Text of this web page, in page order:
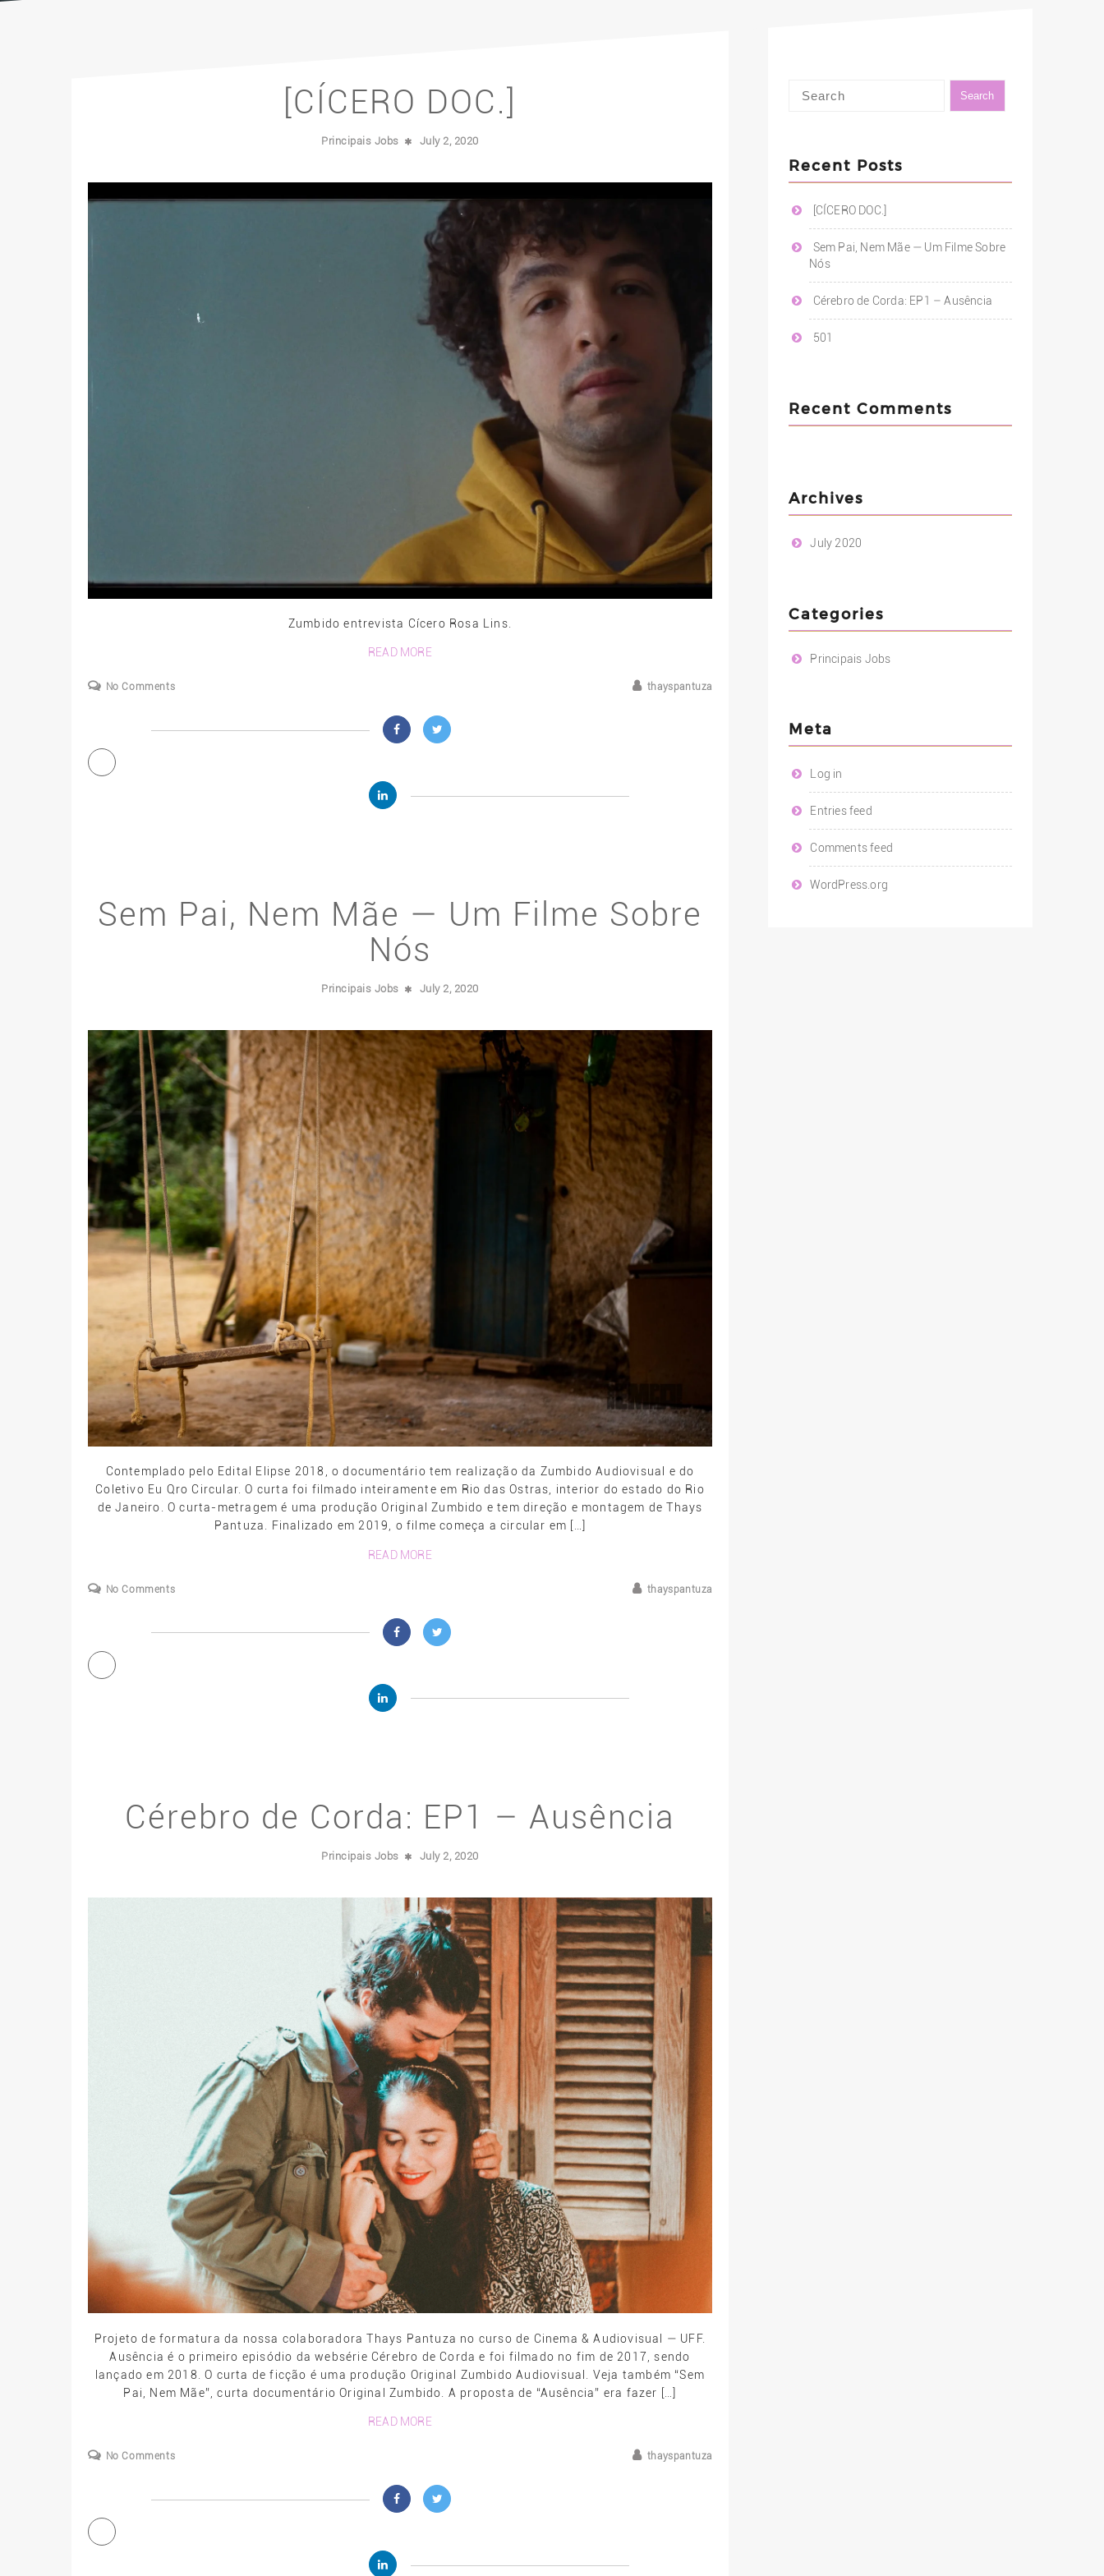
[CÍCERO DOC.]
Principais Jobs July 2, 2020
Zumbido entrevista Cícero Rosa Lins.
READ MORE
No Comments thayspantuza
Sem Pai, Nem Mãe — Um Filme Sobre
Nós
Principais Jobs July 2, 2020
Contemplado pelo Edital Elipse 2018, o documentário tem realização da Zumbido Audiovisual e do
Coletivo Eu Qro Circular. O curta foi filmado inteiramente em Rio das Ostras, interior do estado do Rio
de Janeiro. O curta-metragem é uma produção Original Zumbido e tem direção e montagem de Thays
Pantuza. Finalizado em 2019, o filme começa a circular em […]
READ MORE
No Comments thayspantuza
Cérebro de Corda: EP1 – Ausência
Principais Jobs July 2, 2020
Projeto de formatura da nossa colaboradora Thays Pantuza no curso de Cinema & Audiovisual — UFF.
Ausência é o primeiro episódio da websérie Cérebro de Corda e foi filmado no fim de 2017, sendo
lançado em 2018. O curta de ficção é uma produção Original Zumbido Audiovisual. Veja também “Sem
Pai, Nem Mãe”, curta documentário Original Zumbido. A proposta de “Ausência” era fazer […]
READ MORE
No Comments thayspantuza
Recent Posts
[CÍCERO DOC.]
Sem Pai, Nem Mãe — Um Filme Sobre
Nós
Cérebro de Corda: EP1 – Ausência
501
Recent Comments
Archives
July 2020
Categories
Principais Jobs
Meta
Log in
Entries feed
Comments feed
WordPress.org